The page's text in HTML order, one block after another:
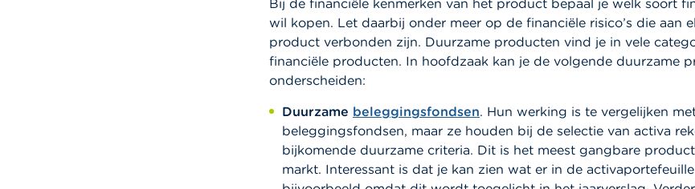
Bij de financiële kenmerken van het product bepaal je welk soort
wil kopen. Let daarbij onder meer op de financiële risico’s die aan
product verbonden zijn. Duurzame producten vind je in vele
financiële producten. In hoofdzaak kan je de volgende duurzame
onderscheiden:
Duurzame beleggingsfondsen. Hun werking is te vergelijken
beleggingsfondsen, maar ze houden bij de selectie van activa
bijkomende duurzame criteria. Dit is het meest gangbare
markt. Interessant is dat je kan zien wat er in de